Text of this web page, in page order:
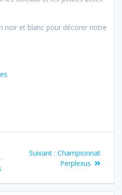
noir et blanc pour décorer notre
Suivant : Article
suivant
Championnat
Perplexus